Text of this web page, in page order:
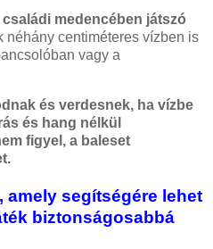
medencében játszó
néhány centiméteres vízben is
vagy a
és verdesnek, ha vízbe
és hang nélkül
figyel, a baleset
amely segítségére lehet
biztonságosabbá